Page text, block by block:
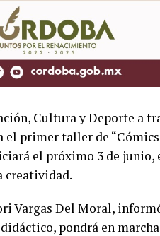
Cultura y Deporte a
primer taller de
el próximo 3 de junio,
creatividad.
Vargas Del Moral,
pondrá en